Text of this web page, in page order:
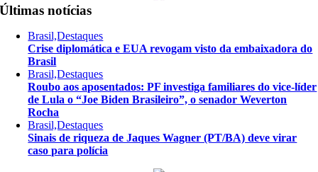
Últimas notícias
Brasil,Destaques
Crise diplomática e EUA revogam visto da embaixadora do
Brasil
Brasil,Destaques
Roubo aos aposentados: PF investiga familiares do vice-líder
de Lula o “Joe Biden Brasileiro”, o senador Weverton
Rocha
Brasil,Destaques
Sinais de riqueza de Jaques Wagner (PT/BA) deve virar
caso para polícia